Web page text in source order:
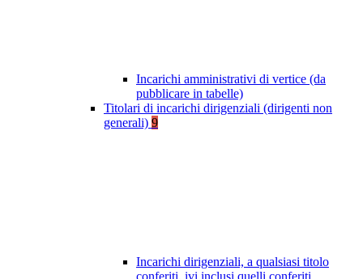
Incarichi amministrativi di vertice (da
pubblicare in tabelle)
Titolari di incarichi dirigenziali (dirigenti non
generali) 9
Incarichi dirigenziali, a qualsiasi titolo